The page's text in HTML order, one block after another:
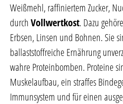
Weißmehl, raffiniertem Zucker,
durchVollwertkost. Dazu
Erbsen, Linsen und Bohnen. Sie
ballaststoffreiche Ernährung
wahre Proteinbomben. Proteine
Muskelaufbau, ein straffes
Immunsystem und für einen